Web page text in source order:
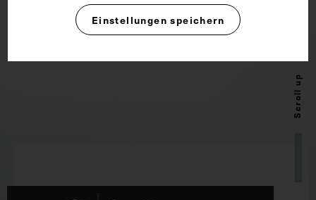
Scroll up
Einstellungen speichern